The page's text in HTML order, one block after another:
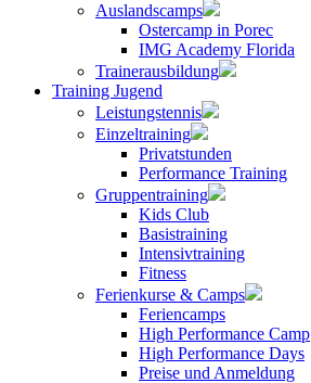
Auslandscamps
Ostercamp in Porec
IMG Academy Florida
Trainerausbildung
Training Jugend
Leistungstennis
Einzeltraining
Privatstunden
Performance Training
Gruppentraining
Kids Club
Basistraining
Intensivtraining
Fitness
Ferienkurse & Camps
Feriencamps
High Performance Camp
High Performance Days
Preise und Anmeldung